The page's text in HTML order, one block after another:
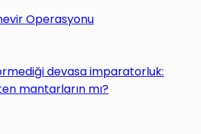
Operasyonu
devasa imparatorluk:
mantarların mı?